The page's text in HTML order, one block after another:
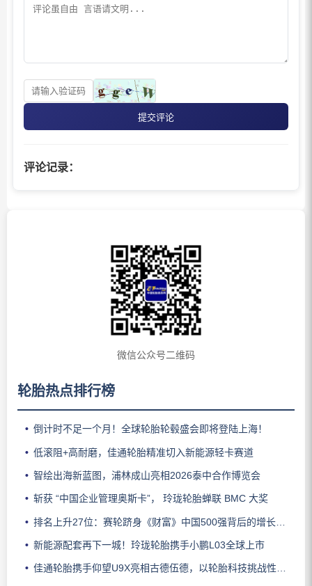
提交评论
评论记录：
微信公众号二维码
轮胎热点排行榜
倒计时不足一个月！全球轮胎轮毂盛会即将登陆上海！
低滚阻+高耐磨，佳通轮胎精准切入新能源轻卡赛道
智绘出海新蓝图，浦林成山亮相2026泰中合作博览会
斩获 “中国企业管理奥斯卡”， 玲珑轮胎蝉联 BMC 大奖
排名上升27位：赛轮跻身《财富》中国500强背后的增长逻辑
新能源配套再下一城！玲珑轮胎携手小鹏L03全球上市
佳通轮胎携手仰望U9X亮相古德伍德，以轮胎科技挑战性能边界